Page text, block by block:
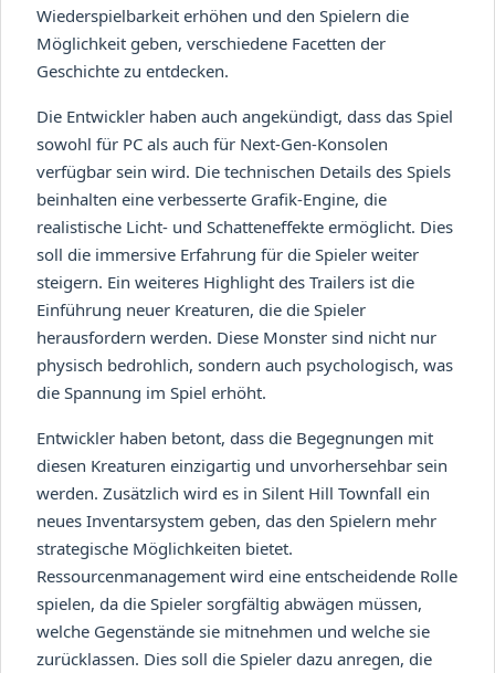
Wiederspielbarkeit erhöhen und den Spielern die
Möglichkeit geben, verschiedene Facetten der
Geschichte zu entdecken.
Die Entwickler haben auch angekündigt, dass das Spiel
sowohl für PC als auch für Next-Gen-Konsolen
verfügbar sein wird. Die technischen Details des Spiels
beinhalten eine verbesserte Grafik-Engine, die
realistische Licht- und Schatteneffekte ermöglicht. Dies
soll die immersive Erfahrung für die Spieler weiter
steigern. Ein weiteres Highlight des Trailers ist die
Einführung neuer Kreaturen, die die Spieler
herausfordern werden. Diese Monster sind nicht nur
physisch bedrohlich, sondern auch psychologisch, was
die Spannung im Spiel erhöht.
Entwickler haben betont, dass die Begegnungen mit
diesen Kreaturen einzigartig und unvorhersehbar sein
werden. Zusätzlich wird es in Silent Hill Townfall ein
neues Inventarsystem geben, das den Spielern mehr
strategische Möglichkeiten bietet.
Ressourcenmanagement wird eine entscheidende Rolle
spielen, da die Spieler sorgfältig abwägen müssen,
welche Gegenstände sie mitnehmen und welche sie
zurücklassen. Dies soll die Spieler dazu anregen, die